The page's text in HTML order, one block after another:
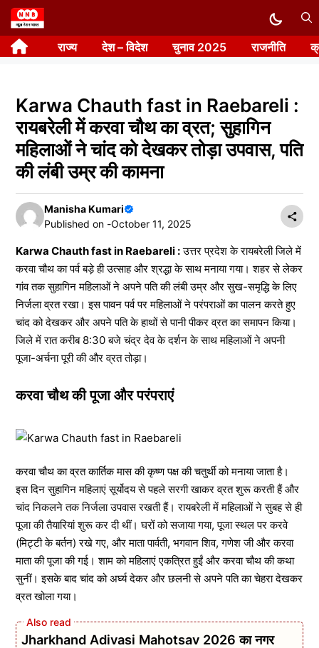
Skip
to
content राज्य देश – विदेश चुनाव 2025 राजनीति
Karwa Chauth fast in Raebareli :
रायबरेली में करवा चौथ का व्रत; सुहागिन
महिलाओं ने चांद को देखकर तोड़ा उपवास, पति
की लंबी उम्र की कामना
Manisha Kumari
Published on -October 11, 2025
Karwa Chauth fast in Raebareli :उत्तर प्रदेश के रायबरेली जिले में
करवा चौथ का पर्व बड़े ही उत्साह और श्रद्धा के साथ मनाया गया। शहर से लेकर
गांव तक सुहागिन महिलाओं ने अपने पति की लंबी उम्र और सुख-समृद्धि के लिए
निर्जला व्रत रखा। इस पावन पर्व पर महिलाओं ने परंपराओं का पालन करते हुए
चांद को देखकर और अपने पति के हाथों से पानी पीकर व्रत का समापन किया।
जिले में रात करीब 8:30 बजे चंद्र देव के दर्शन के साथ महिलाओं ने अपनी
पूजा-अर्चना पूरी की और व्रत तोड़ा।
करवा चौथ की पूजा और परंपराएं
करवा चौथ का व्रत कार्तिक मास की कृष्ण पक्ष की चतुर्थी को मनाया जाता है।
इस दिन सुहागिन महिलाएं सूर्योदय से पहले सरगी खाकर व्रत शुरू करती हैं और
चांद निकलने तक निर्जला उपवास रखती हैं। रायबरेली में महिलाओं ने सुबह से ही
पूजा की तैयारियां शुरू कर दी थीं। घरों को सजाया गया, पूजा स्थल पर करवे
(मिट्टी के बर्तन) रखे गए, और माता पार्वती, भगवान शिव, गणेश जी और करवा
माता की पूजा की गई। शाम को महिलाएं एकत्रित हुईं और करवा चौथ की कथा
सुनीं। इसके बाद चांद को अर्घ्य देकर और छलनी से अपने पति का चेहरा देखकर
व्रत खोला गया।
Jharkhand Adivasi Mahotsav 2026 का नगर